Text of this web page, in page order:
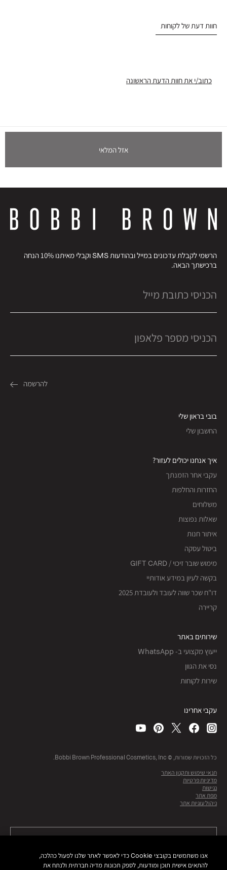
חוות דעת של לקוחות
כתוב/י את חוות הדעת הראשונה
אזל המלאי
הרשמי לקבלת עדכונים במייל ובהודעות SMS וקבלי מאיתנו 10% הנחה
ברכישתך הבאה.
בובי בראון שלי
החשבון שלי
איך אנחנו יכולים לעזור?
עקבי אחר הזמנתך
החזרות והחלפות
משלוחים
שאלות נפוצות
איתור חנות
ביטול עסקה
מימוש שובר זיכוי / GIFT CARD
בקשה לעיון במידע אודותיי
דו"ח שכר שווה לעובד ולעובדת 2025
קריירה
שירותים באתר
ייעוץ מקצועי ב- WhatsApp
נסי את הגוון
שירות לקוחות
עקבי אחרינו
כל הזכויות שמורות, © Bobbi Brown Professional Cosmetics, Inc.
תנאי שימוש ותקנון האתר
מדיניות פרטיות
נגישות
מפת אתר
ניהול עוגיות אתר
אנו משתמשים בקובצי Cookie כדי לאפשר לאתר שלנו לפעול כהלכה,
להתאים אישית תוכן ומודעות, לספק תכונות מדיה חברתית ולנתח את